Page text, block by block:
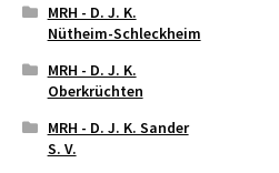
MRH - D. J. K.
Nütheim-Schleckheim
MRH - D. J. K.
Oberkrüchten
MRH - D. J. K. Sander
S. V.